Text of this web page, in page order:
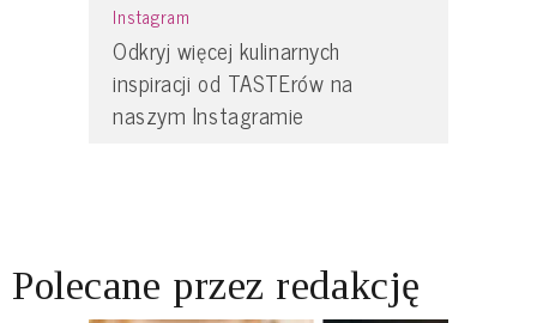
Instagram
Odkryj więcej kulinarnych
inspiracji od TASTErów na
naszym Instagramie
Polecane przez redakcję